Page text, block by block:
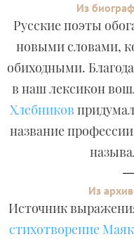
Из
Русские поэты
новыми словами,
обиходными.
в наш лексикон
Хлебников
название
Из
Источник
стихотворение